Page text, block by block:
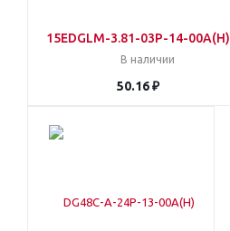
15EDGLM-3.81-03P-14-00A(H)
В наличии
50.16 ₽